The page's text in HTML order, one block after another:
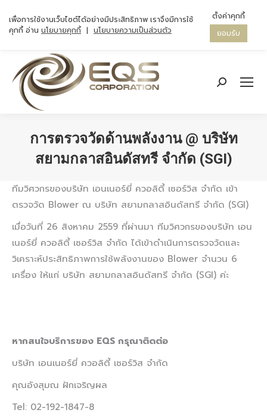
Search:
การตรวจวัดด้านพลังงาน @ บริษัท
สยามกลาสอินดัสทรี จำกัด (SGI)
ทีมวิศวกรของบริษัท เอนเนอร์ยี่ ควอลิตี้ เซอร์วิส จำกัด เข้า
ตรวจวัด Blower ณ บริษัท สยามกลาสอินดัสทรี จำกัด (SGI)
เมื่อวันที่ 26 สิงหาคม 2559 ที่ผ่านมา ทีมวิศวกรของบริษัท เอน
เนอร์ยี่ ควอลิตี้ เซอร์วิส จำกัด ได้เข้าดำเนินการตรวจวัดและ
วิเคราะห์ประสิทธิภาพการใช้พลังงานของ Blower จำนวน 6
เครื่อง ให้แก่ บริษัท สยามกลาสอินดัสทรี จำกัด (SGI) ค่ะ
หากสนใจบริการของ EQS กรุณาติดต่อ
บริษัท เอนเนอร์ยี่ ควอลิตี้ เซอร์วิส จำกัด
คุณอังสุมณ ฝักเจริญผล
Tel: 02-192-1847-8
เพื่อการใช้งานเว็บไซต์ได้อย่างมีประสิทธิภาพ เราจึงมีการใช้
คุกกี้ อ่าน นโยบายคุกกี้ | นโยบายความเป็นส่วนตัว
ตั้งค่าคุกกี้
ยอมรับ